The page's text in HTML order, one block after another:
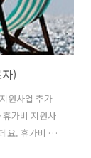
)
원사업 추가
가비 지원사
요. 휴가비 지
다. 근로자